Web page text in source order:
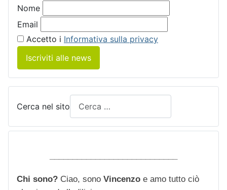
Nome
Email
Accetto i Informativa sulla privacy
Iscriviti alle news
Cerca nel sito
Chi sono? Ciao, sono Vincenzo e amo tutto ciò